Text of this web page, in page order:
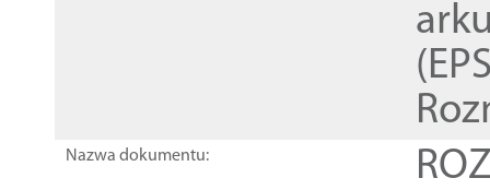
Nazwa dokumentu: